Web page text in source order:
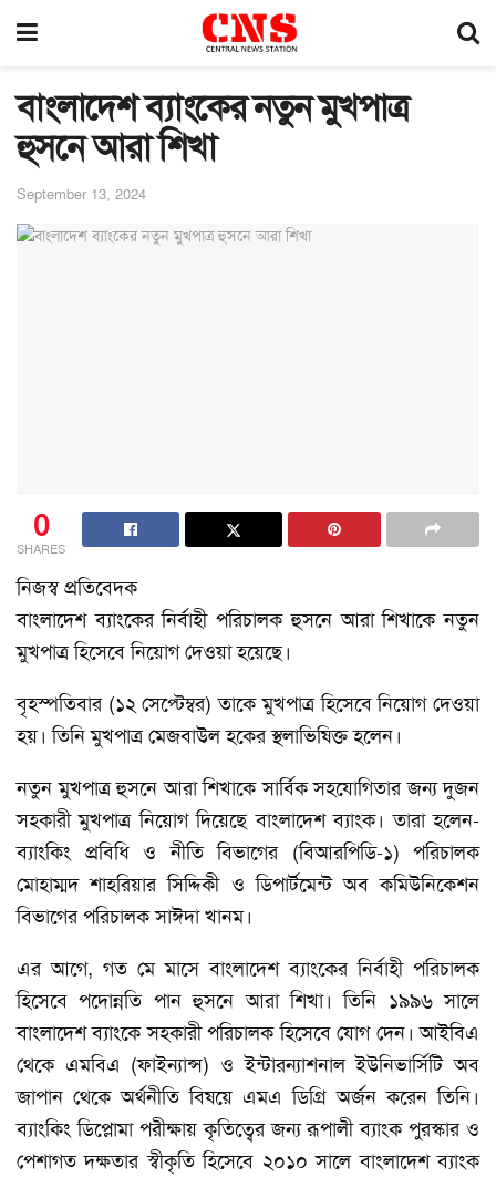
বাংলাদেশ ব্যাংকের নতুন মুখপাত্র
হুসনে আরা শিখা
September 13, 2024
0
SHARES
নিজস্ব প্রতিবেদক
বাংলাদেশ ব্যাংকের নির্বাহী পরিচালক হুসনে আরা শিখাকে নতুন
মুখপাত্র হিসেবে নিয়োগ দেওয়া হয়েছে।
বৃহস্পতিবার (১২ সেপ্টেম্বর) তাকে মুখপাত্র হিসেবে নিয়োগ দেওয়া
হয়। তিনি মুখপাত্র মেজবাউল হকের স্থলাভিষিক্ত হলেন।
নতুন মুখপাত্র হুসনে আরা শিখাকে সার্বিক সহযোগিতার জন্য দুজন
সহকারী মুখপাত্র নিয়োগ দিয়েছে বাংলাদেশ ব্যাংক। তারা হলেন-
ব্যাংকিং প্রবিধি ও নীতি বিভাগের (বিআরপিডি-১) পরিচালক
মোহাম্মদ শাহরিয়ার সিদ্দিকী ও ডিপার্টমেন্ট অব কমিউনিকেশন
বিভাগের পরিচালক সাঈদা খানম।
এর আগে, গত মে মাসে বাংলাদেশ ব্যাংকের নির্বাহী পরিচালক
হিসেবে পদোন্নতি পান হুসনে আরা শিখা। তিনি ১৯৯৬ সালে
বাংলাদেশ ব্যাংকে সহকারী পরিচালক হিসেবে যোগ দেন। আইবিএ
থেকে এমবিএ (ফাইন্যান্স) ও ইন্টারন্যাশনাল ইউনিভার্সিটি অব
জাপান থেকে অর্থনীতি বিষয়ে এমএ ডিগ্রি অর্জন করেন তিনি।
ব্যাংকিং ডিপ্লোমা পরীক্ষায় কৃতিত্বের জন্য রূপালী ব্যাংক পুরস্কার ও
পেশাগত দক্ষতার স্বীকৃতি হিসেবে ২০১০ সালে বাংলাদেশ ব্যাংক